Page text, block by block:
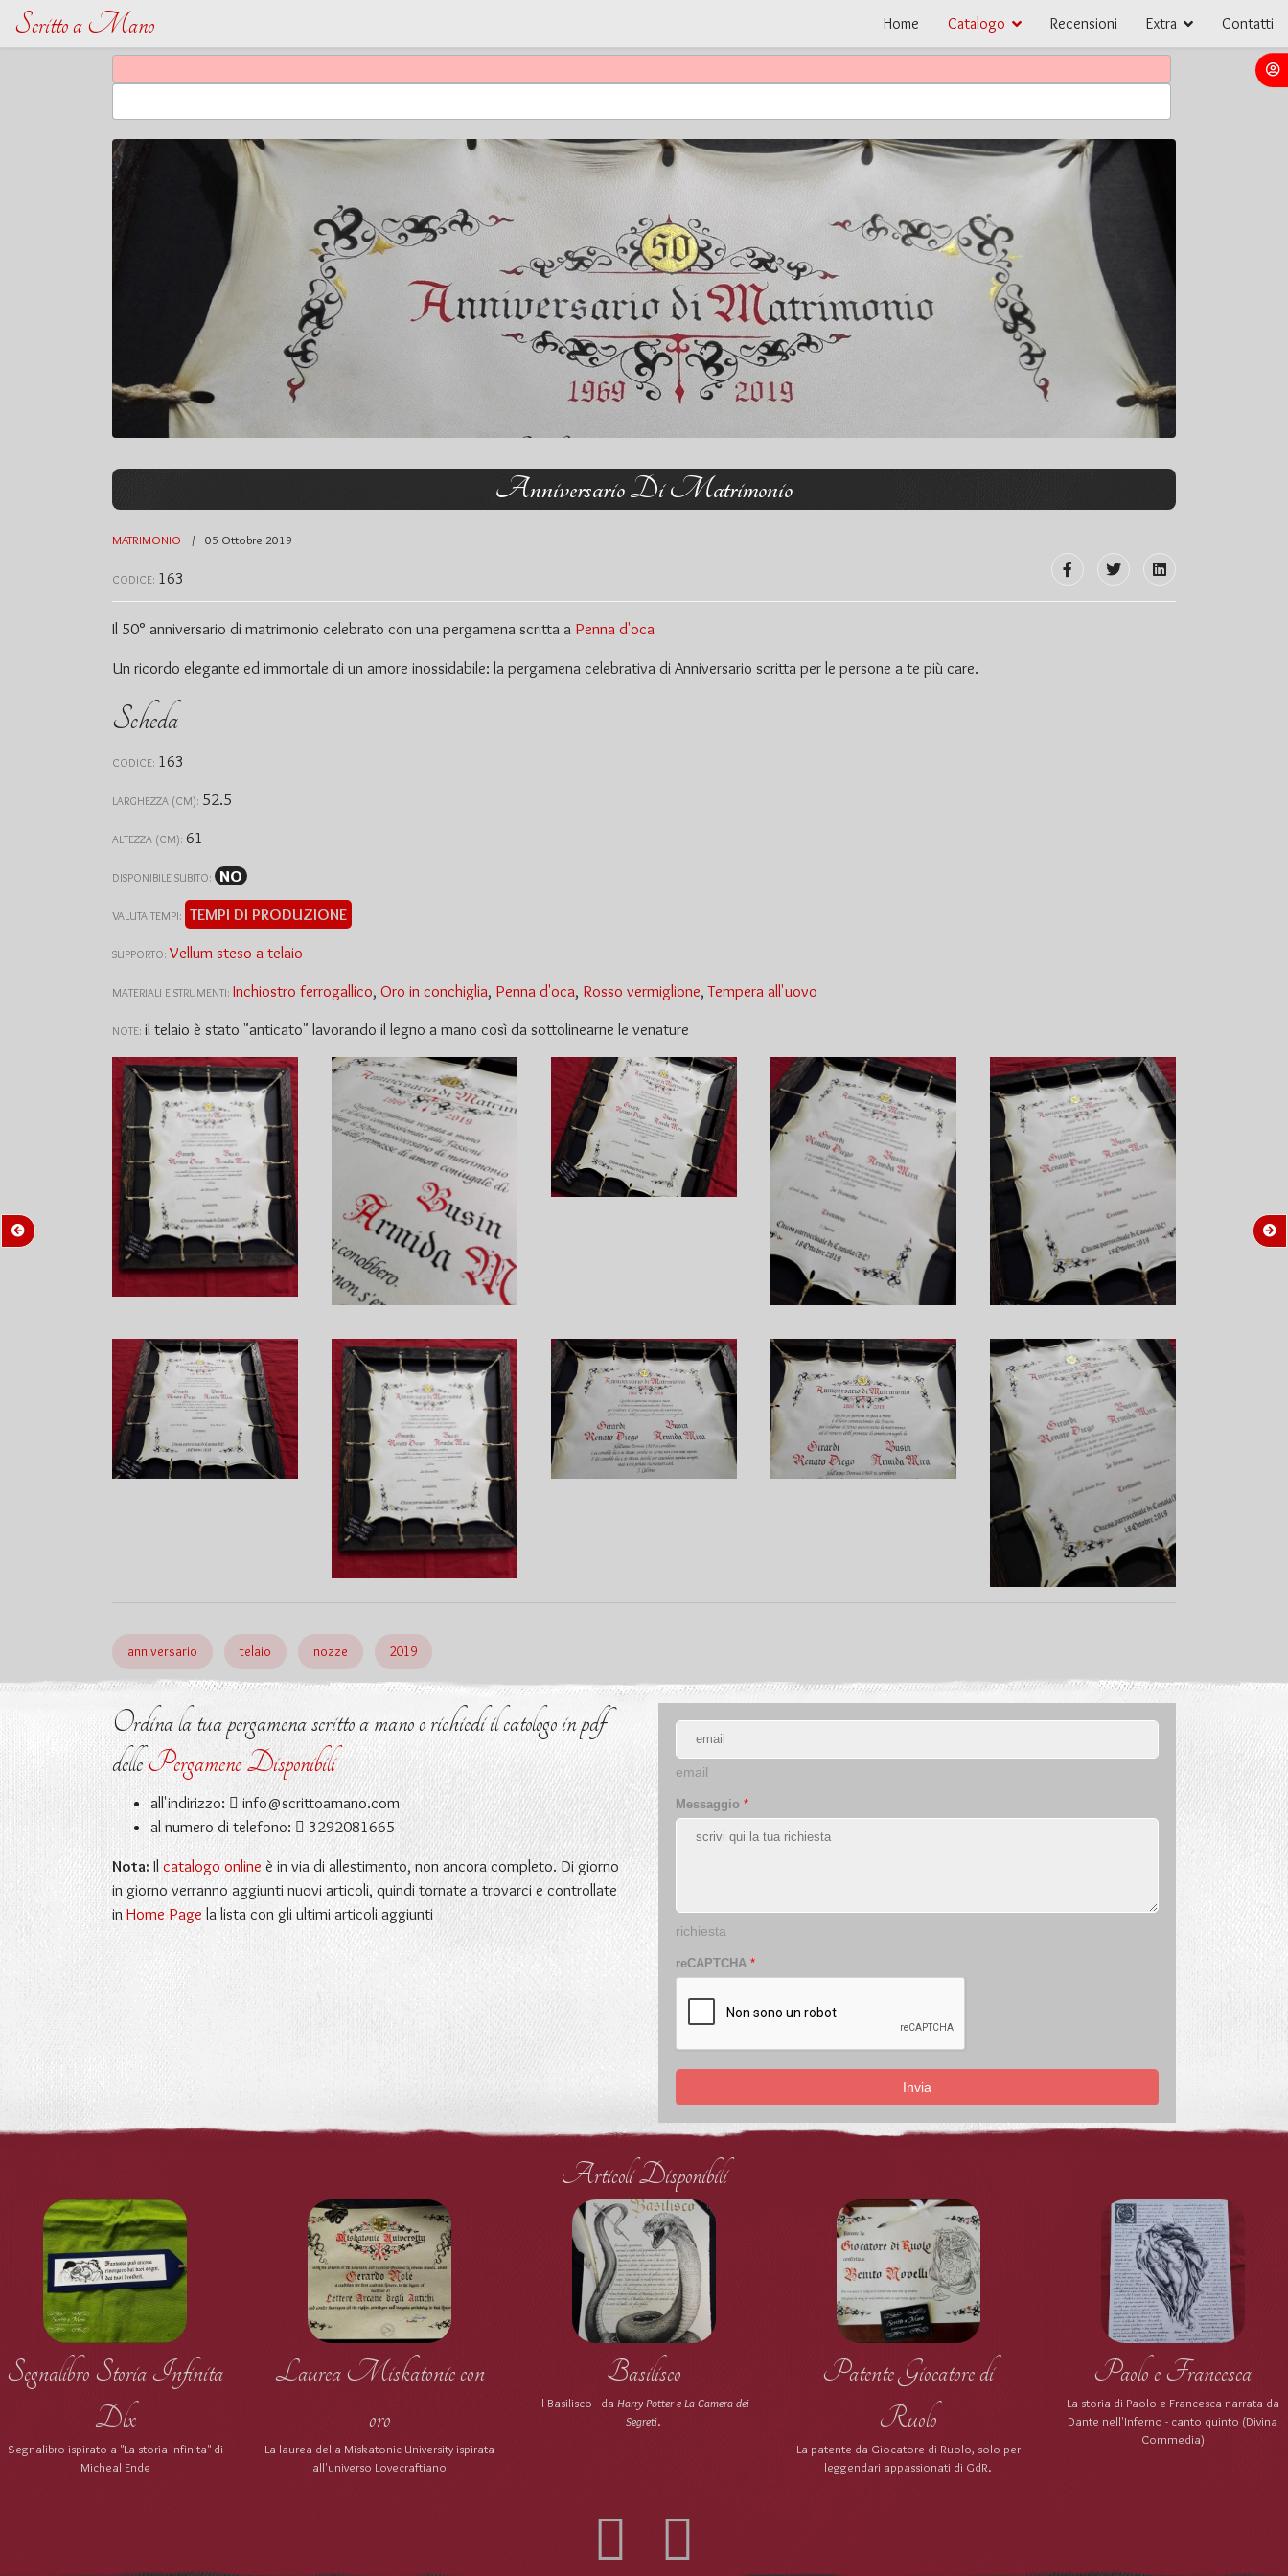
Scritto a Mano Home Catalogo Recensioni Extra Contatti
Anniversario Di Matrimonio
MATRIMONIO 05 Ottobre 2019
CODICE: 163
Il 50° anniversario di matrimonio celebrato con una pergamena scritta a Penna d'oca
Un ricordo elegante ed immortale di un amore inossidabile: la pergamena celebrativa di Anniversario scritta per le persone a te più care.
Scheda
CODICE: 163
LARGHEZZA (CM): 52.5
ALTEZZA (CM): 61
DISPONIBILE SUBITO: NO
VALUTA TEMPI: TEMPI DI PRODUZIONE
SUPPORTO: Vellum steso a telaio
MATERIALI E STRUMENTI: Inchiostro ferrogallico, Oro in conchiglia, Penna d'oca, Rosso vermiglione,Tempera all'uovo
NOTE: il telaio è stato "anticato" lavorando il legno a mano così da sottolinearne le venature
anniversario telaio nozze 2019
Ordina la tua pergamena scritto a mano o richiedi il catologo in pdf
dellePergamene Disponibili
all'indirizzo:
info@scrittoamano.com
al numero di telefono:
3292081665
Nota: Il catalogo online è in via di allestimento, non ancora completo. Di giorno
in giorno verranno aggiunti nuovi articoli, quindi tornate a trovarci e controllate
in Home Page la lista con gli ultimi articoli aggiunti
email
Messaggio *
richiesta
reCAPTCHA *
Invia
Articoli Disponibili
Segnalibro Storia Infinita
Dlx
Segnalibro ispirato a "La storia infinita" di
Micheal Ende
Laurea Miskatonic con
oro
La laurea della Miskatonic University ispirata
all'universo Lovecraftiano
Basilisco
Il Basilisco - da Harry Potter e La Camera dei
Segreti.
Patente Giocatore di
Ruolo
La patente da Giocatore di Ruolo, solo per
leggendari appassionati di GdR.
Paolo e Francesca
La storia di Paolo e Francesca narrata da
Dante nell'Inferno - canto quinto (Divina
Commedia)